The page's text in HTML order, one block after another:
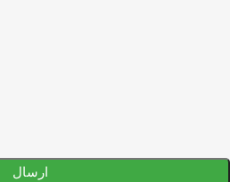
ارسال